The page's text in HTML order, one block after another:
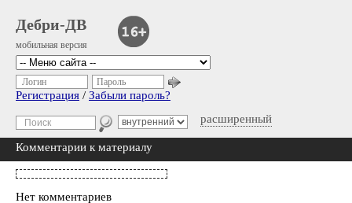
Дебри-ДВ
мобильная версия
расширенный
Логин Пароль
Регистрация / Забыли пароль?
Комментарии к материалу
Нет комментариев